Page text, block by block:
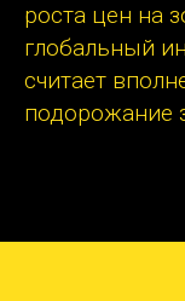
роста цен на
глобальный
считает
подорожание